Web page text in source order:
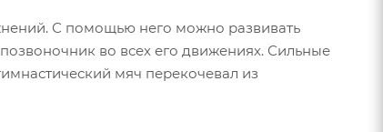
С помощью него можно развивать
во всех его движениях. Сильные
мяч перекочевал из